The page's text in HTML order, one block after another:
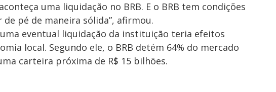
uma liquidação no BRB. E o BRB tem condições
pé de maneira sólida”, afirmou.
eventual liquidação da instituição teria efeitos
local. Segundo ele, o BRB detém 64% do mercado
carteira próxima de R$ 15 bilhões.